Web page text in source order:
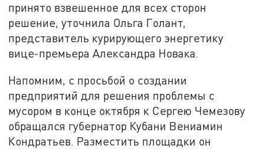
принято взвешенное для всех сторон
решение, уточнила Ольга Голант,
представитель курирующего энергетику
вице-премьера Александра Новака.
Напомним, с просьбой о создании
предприятий для решения проблемы с
мусором в конце октября к Сергею Чемезову
обращался губернатор Кубани Вениамин
Кондратьев. Разместить площадки он